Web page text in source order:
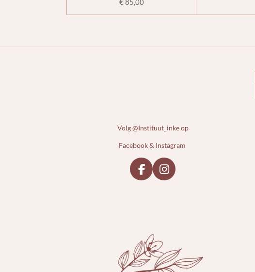
€ 85,00
Volg @Instituut_inke op
Facebook & Instagram
F
a
k
I
n
m